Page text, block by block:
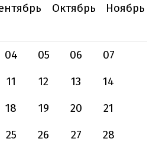
Октябрь
Ноябрь
04 05 06
07
11 12 13
14
18 19 20
21
25 26 27
28